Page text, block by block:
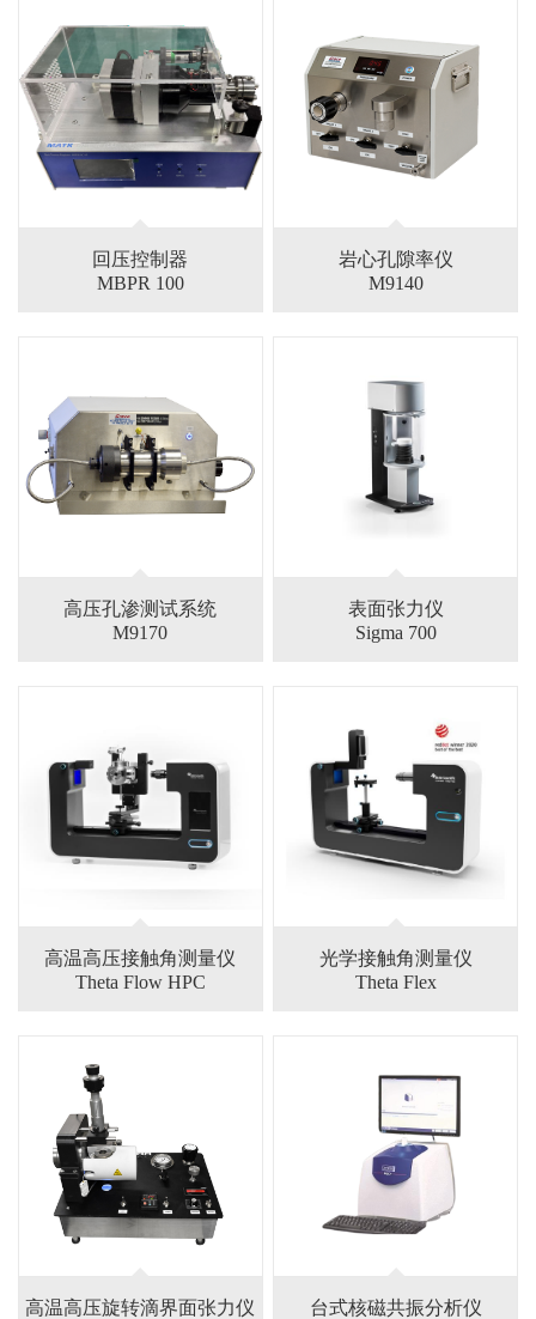
回压控制器
MBPR 100
岩心孔隙率仪
M9140
高压孔渗测试系统
M9170
表面张力仪
Sigma 700
高温高压接触角测量仪
Theta Flow HPC
光学接触角测量仪
Theta Flex
高温高压旋转滴界面张力仪
台式核磁共振分析仪